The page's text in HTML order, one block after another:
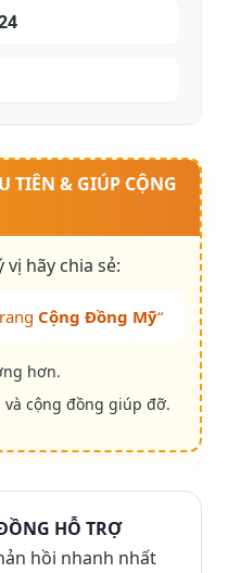
TIÊN & GIÚP CỘNG
vị hãy chia sẻ:
Cộng Đồng Mỹ“
hơn.
cộng đồng giúp đỡ.
HỖ TRỢ
hồi nhanh nhất